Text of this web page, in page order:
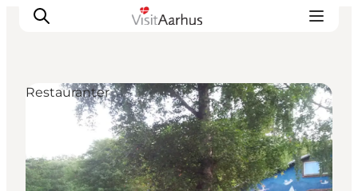
Oplevelser
Kalender
Byer og steder
Restauranter